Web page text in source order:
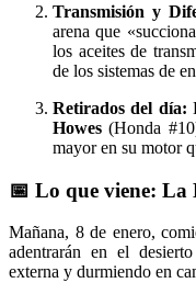
Transmisión y
arena que
los aceites de
de los sistemas de
Retirados del día:
Howes (Honda
mayor en su motor
📅 Lo que viene:
Mañana, 8 de enero,
adentrarán en el
externa y durmiendo en